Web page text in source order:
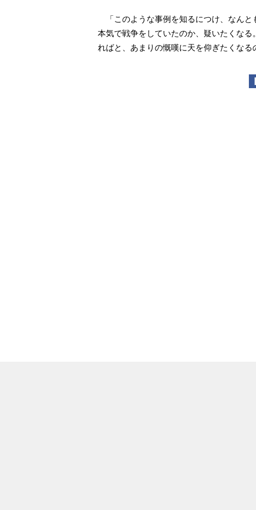
「このような事例を知るにつけ、なんと
本気で戦争をしていたのか、疑いたくなる
ればと、あまりの慨嘆に天を仰ぎたくなる